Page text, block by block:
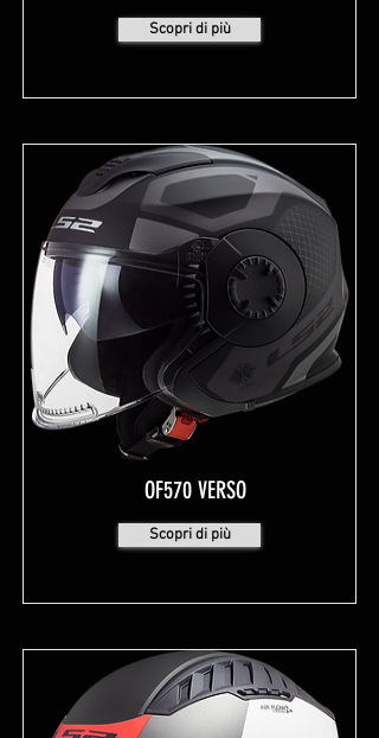
Scopri di più
OF570 VERSO
Scopri di più